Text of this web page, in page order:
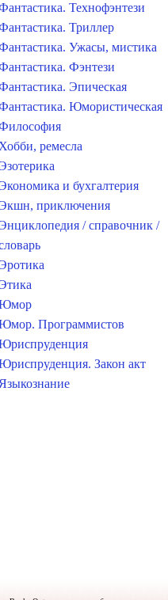
Технофэнтези
Триллер
Ужасы, мистика
Фэнтези
Эпическая
Юмористическая
Хобби, ремесла
Эзотерика
Экономика и бухгалтерия
Экшн, приключения
Энциклопедия / справочник /
Эротика
Этика
Программистов
Закон акт
Языкознание